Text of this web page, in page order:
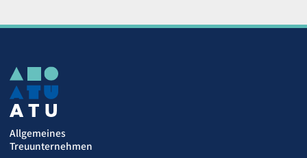
Allgemeines
Treuunternehmen